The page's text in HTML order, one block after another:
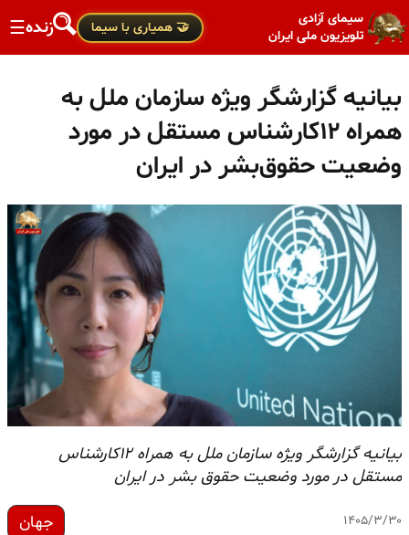
سیمای آزادی
تلویزیون ملی ایران
🤝 همیاری با سیما زنده☰
بیانیه گزارشگر ویژه سازمان ملل به
همراه ۱۲کارشناس مستقل در مورد
وضعیت حقوق‌بشر در ایران
بیانیه گزارشگر ویژه سازمان ملل به همراه ۱۲کارشناس
مستقل در مورد وضعیت حقوق بشر در ایران
۱۴۰۵/۳/۳۰ جهان